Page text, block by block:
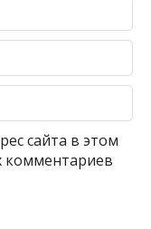
сайта в этом
комментариев